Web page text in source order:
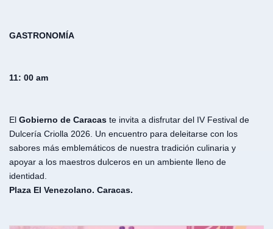
GASTRONOMÍA
11: 00 am
El Gobierno de Caracas te invita a disfrutar del IV Festival de
Dulcería Criolla 2026. Un encuentro para deleitarse con los
sabores más emblemáticos de nuestra tradición culinaria y
apoyar a los maestros dulceros en un ambiente lleno de
identidad.
Plaza El Venezolano. Caracas.